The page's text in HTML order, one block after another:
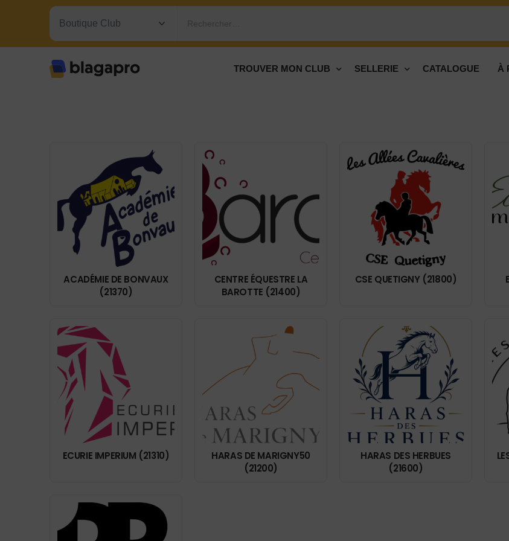
Rechercher…
TROUVER MON CLUB SELLERIE CATALOGUE À
ACADÉMIE DE BONVAUX
(21370)
CENTRE ÉQUESTRE LA
BAROTTE (21400)
CSE QUETIGNY (21800)
ECURIE IMPERIUM (21310)
HARAS DE MARIGNY50
(21200)
HARAS DES HERBUES
(21600)